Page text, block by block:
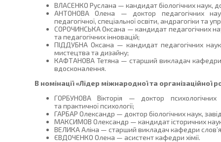
ВЛАСЕНКО Руслана — кандидат біологічних наук,
АНТОНОВА Олена — доктор педагогічних
педагогічної, спеціальної освіти, андрагогіки та
СОРОЧИНСЬКА Оксана — кандидат педагогічних
та педагогічних інновацій;
ПІДДУБНА Оксана — кандидат педагогічних
мистецтва та дизайну;
КАФТАНОВА Тетяна — старший викладач кафедри
вдосконалення.
В номінації «Лідер міжнародної та організаційної
ГОРБУНОВА Вікторія — доктор
та практичної психології;
ГАРБАР Олександр — доктор біологічних наук,
МАКСИМОВ Олександр — кандидат історичних наук,
ВЕЛИКА Аліна — старший викладач кафедри
ЄВДОЧЕНКО Олена — асистент кафедри хімії.